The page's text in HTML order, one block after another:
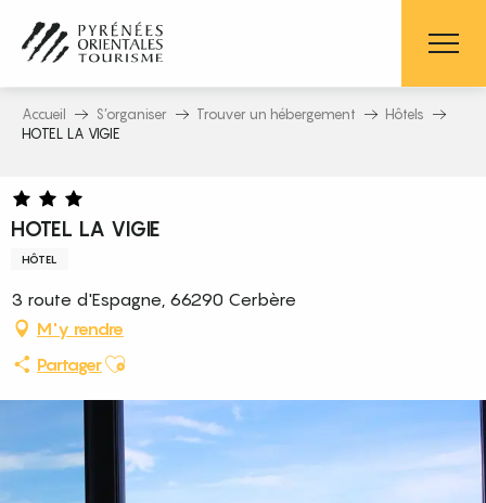
contenu
principal
Accueil S’organiser Trouver un hébergement
Hôtels
HOTEL LA VIGIE
HOTEL LA VIGIE
HÔTEL
3 route d'Espagne, 66290 Cerbère
M'y rendre
PartagerAjouter aux favoris